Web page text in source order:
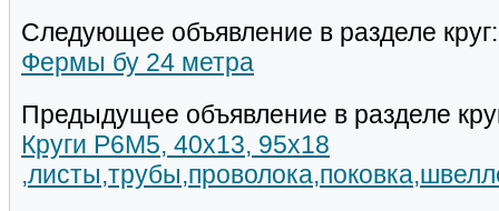
Следующее объявление в разделе круг:
Фермы бу 24 метра
Предыдущее объявление в разделе
Круги Р6М5, 40х13, 95х18